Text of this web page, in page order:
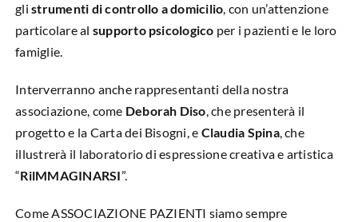
glistrumenti di controllo a domicilio, con un’attenzione
particolare al supporto psicologico per i pazienti e le loro
famiglie.
Interverranno anche rappresentanti della nostra
associazione, come Deborah Diso, che presenterà il
progetto e la Carta dei Bisogni, e Claudia Spina, che
illustrerà il laboratorio di espressione creativa e artistica
“RilMMAGINARSI”.
Come ASSOCIAZIONE PAZIENTI siamo sempre